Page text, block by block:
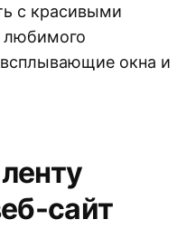
с красивыми
любимого
окна и
сайт